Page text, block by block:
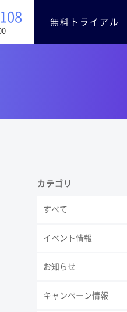
無料トライアル
カテゴリ
すべて
イベント情報
お知らせ
キャンペーン情報